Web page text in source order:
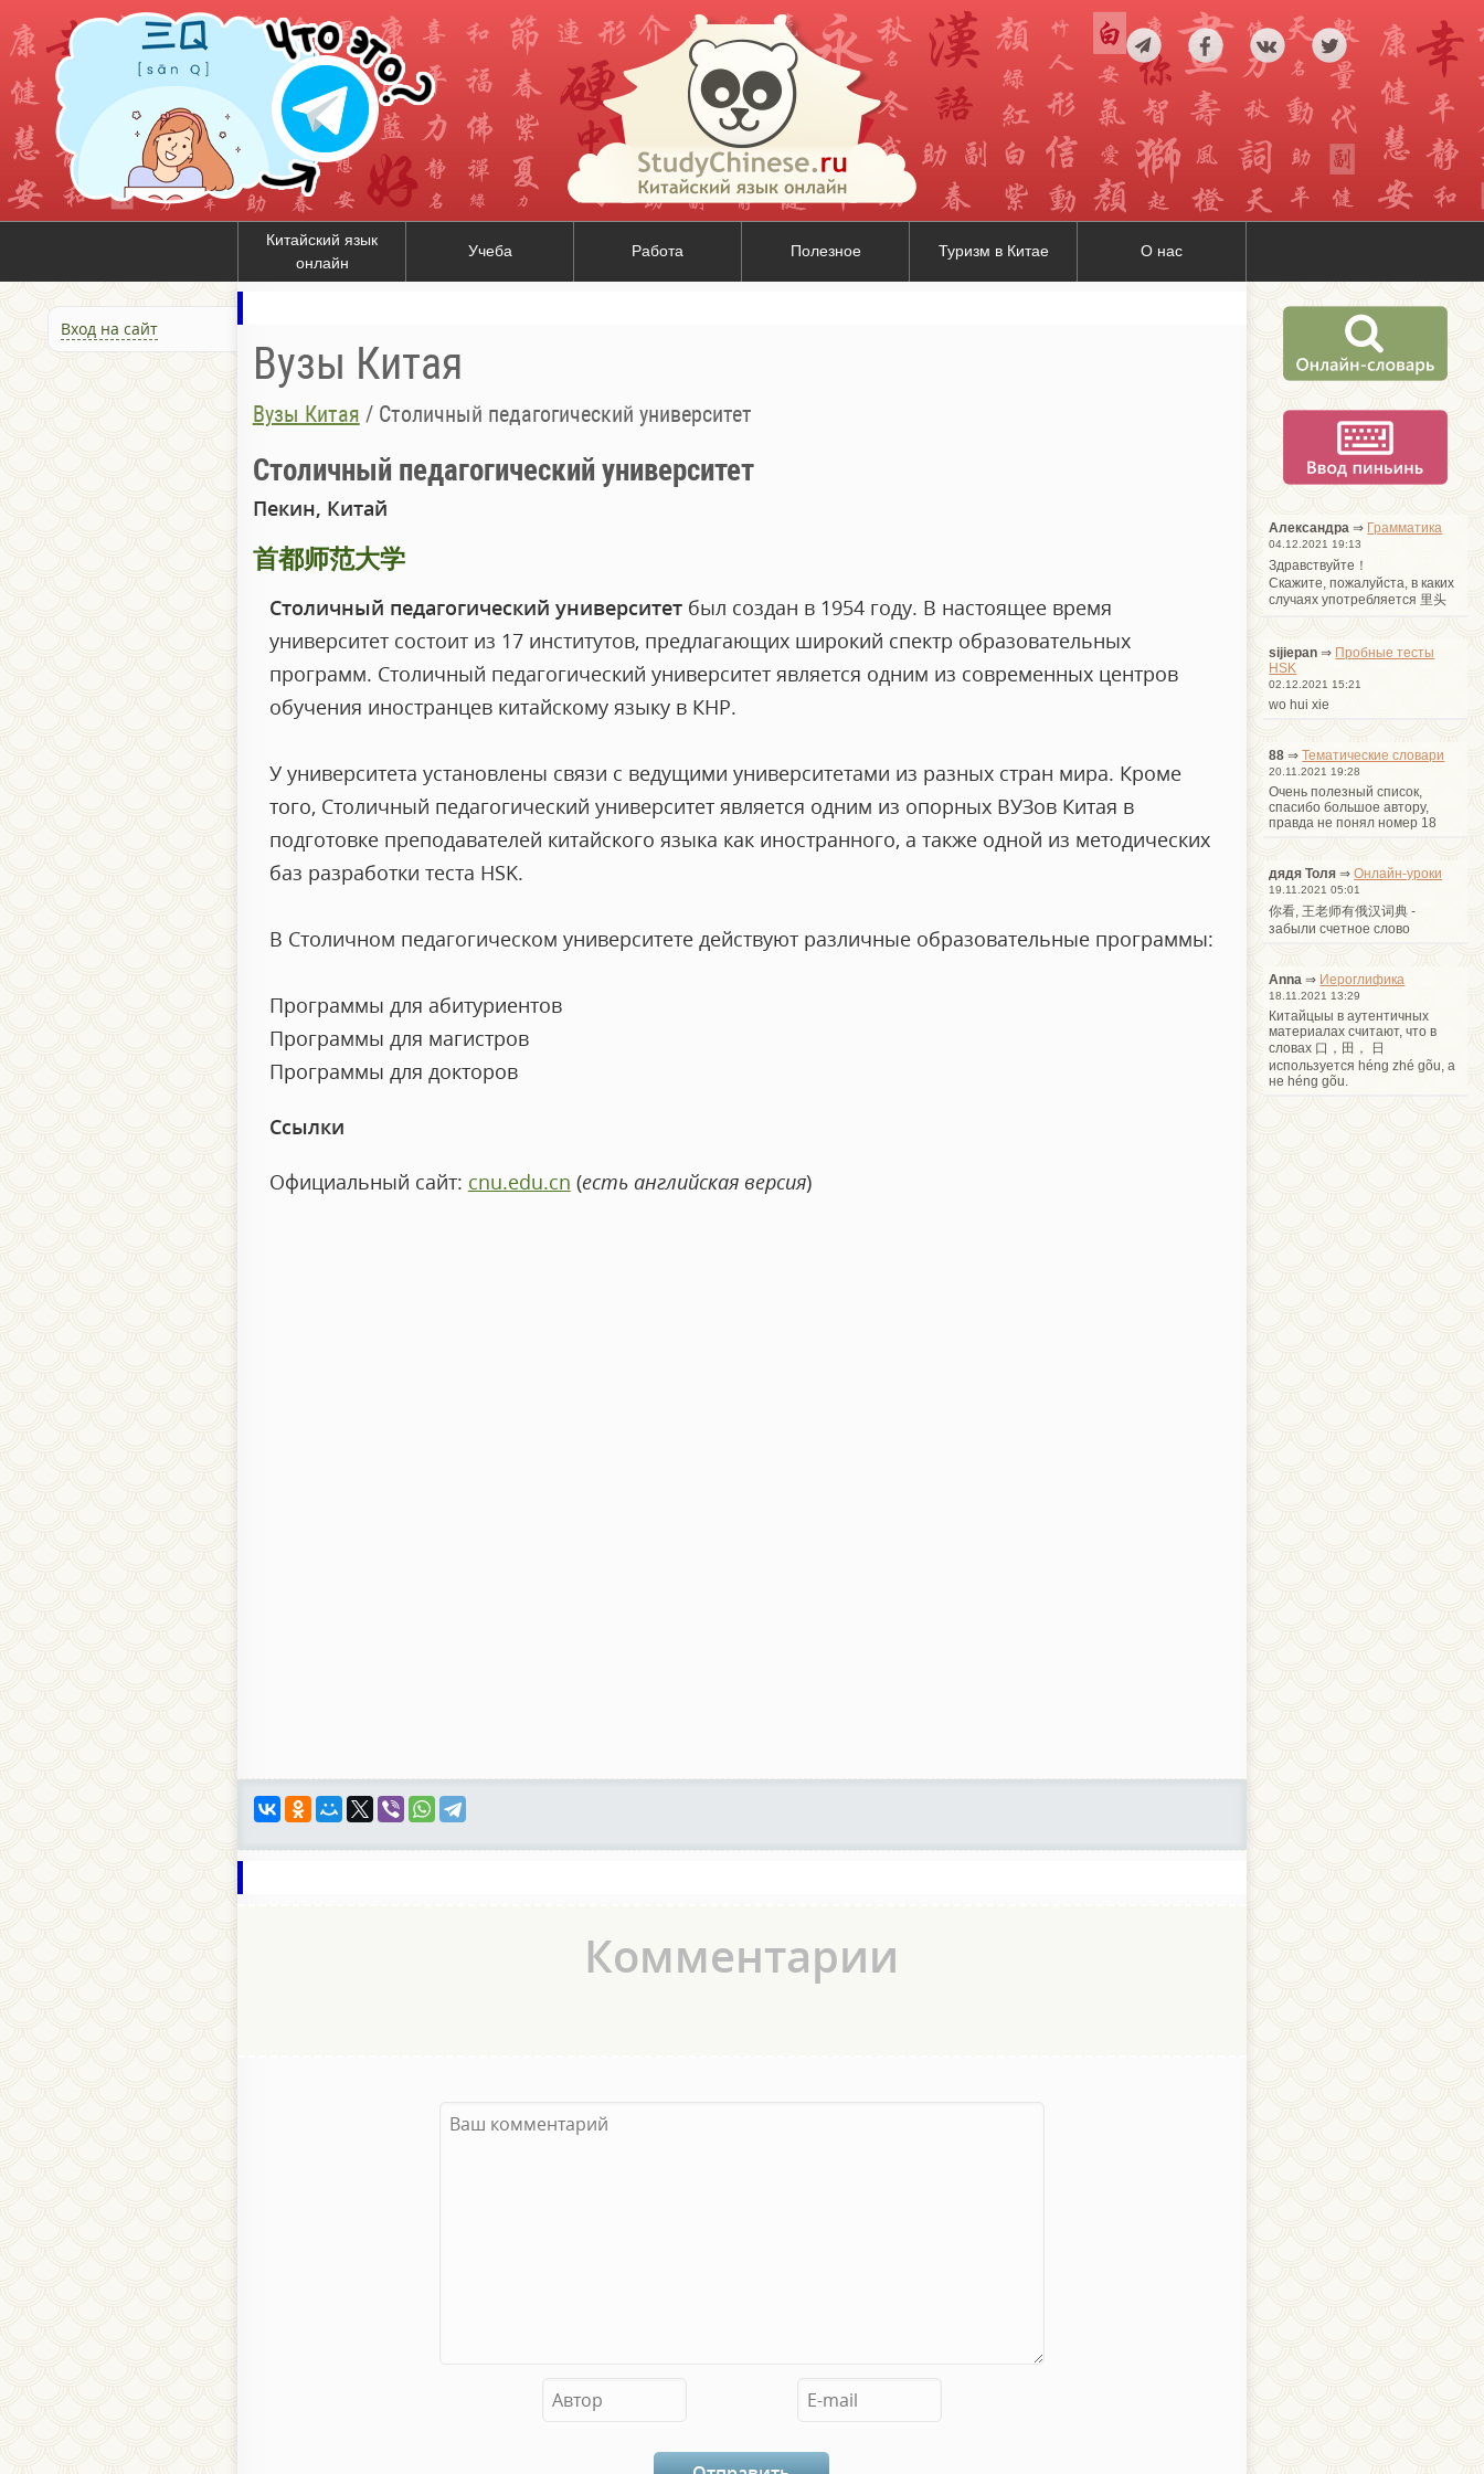
Китайский язык
онлайн
Учеба Работа Полезное Туризм в Китае О нас
Вход на сайт
Вузы Китая
Вузы Китая / Столичный педагогический университет
Столичный педагогический университет
Пекин, Китай
首都师范大学
Столичный педагогический университетбыл создан в 1954 году. В настоящее время
университет состоит из 17 институтов, предлагающих широкий спектр образовательных
программ. Столичный педагогический университет является одним из современных центров
обучения иностранцев китайскому языку в КНР.
У университета установлены связи с ведущими университетами из разных стран мира. Кроме
того, Столичный педагогический университет является одним из опорных ВУЗов Китая в
подготовке преподавателей китайского языка как иностранного, а также одной из методических
баз разработки теста HSK.
В Столичном педагогическом университете действуют различные образовательные программы:
Программы для абитуриентов
Программы для магистров
Программы для докторов
Ссылки
Официальный сайт: cnu.edu.cn (есть английская версия)
Комментарии
Александра ⇒ Грамматика
04.12.2021 19:13
Здравствуйте！
Cкажите, пожалуйста, в каких
случаях употребляется 里头
sijiepan ⇒ Пробные тесты
HSK
02.12.2021 15:21
wo hui xie
88 ⇒Тематические словари
20.11.2021 19:28
Очень полезный список,
спасибо большое автору,
правда не понял номер 18
дядя Толя ⇒Онлайн-уроки
19.11.2021 05:01
你看, 王老师有俄汉词典 -
забыли счетное слово
Anna ⇒ Иероглифика
18.11.2021 13:29
Китайцыы в аутентичных
материалах считают, что в
словах 口，田， 日
используется héng zhé gõu, а
не héng gõu.